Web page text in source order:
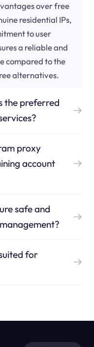
over free
residential IPs,
to user
a reliable and
compared to the
alternatives.
the preferred
proxy
account
safe and
for